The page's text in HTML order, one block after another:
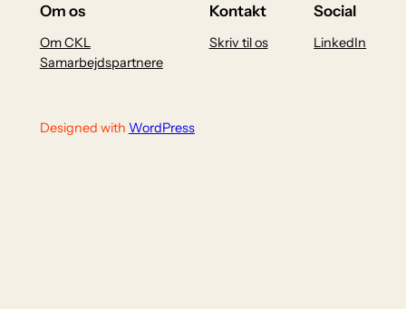
Om os
Om CKL
Samarbejdspartnere
Kontakt
Skriv til os
Social
LinkedIn
Designed with WordPress